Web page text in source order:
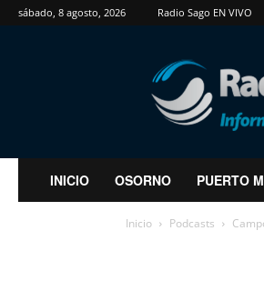
sábado, 8 agosto, 2026 Radio Sago EN VIVO
RadioSago
INICIO OSORNO PUERTO
Inicio Podcasts